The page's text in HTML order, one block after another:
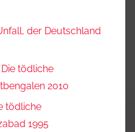
der Deutschland
tödliche
2010
tödliche
1995